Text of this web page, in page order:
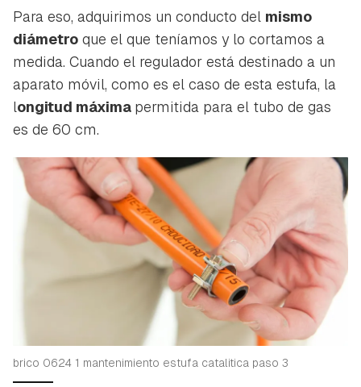
Para eso, adquirimos un conducto del mismo
diámetro que el que teníamos y lo cortamos a
medida. Cuando el regulador está destinado a un
aparato móvil, como es el caso de esta estufa, la
longitud máxima permitida para el tubo de gas
es de 60 cm.
brico 0624 1 mantenimiento estufa catalitica paso 3